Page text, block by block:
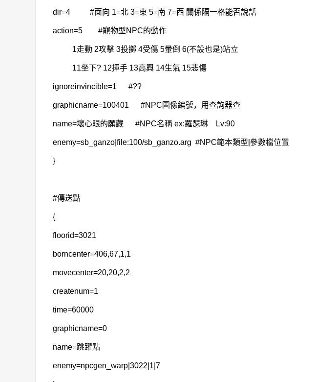
dir=4 #面向 1=北 3=東 5=南 7=西 關係隔一格能否說話
action=5 #寵物型NPC的動作
1走動 2攻擊 3投擲 4受傷 5暈倒 6(不設也是)站立
11坐下? 12揮手 13高興 14生氣 15悲傷
ignoreinvincible=1 #??
graphicname=100401 #NPC圖像編號，用查詢器查
name=壞心眼的願藏 #NPC名稱 ex:羅瑟琳 Lv:90
enemy=sb_ganzo|file:100/sb_ganzo.arg #NPC範本類型|參數檔位置
}
#傳送點
{
floorid=3021
borncenter=406,67,1,1
movecenter=20,20,2,2
createnum=1
time=60000
graphicname=0
name=跳躍點
enemy=npcgen_warp|3022|1|7